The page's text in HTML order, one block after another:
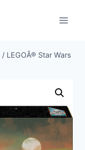
/ LEGOÂ® Star Wars